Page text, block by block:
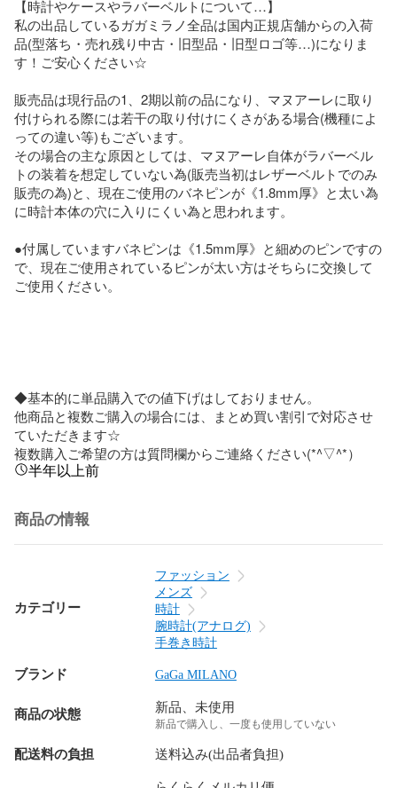
【時計やケースやラバーベルトについて…】
私の出品しているガガミラノ全品は国内正規店舗からの入荷
品(型落ち・売れ残り中古・旧型品・旧型ロゴ等…)になりま
す！ご安心ください☆
販売品は現行品の1、2期以前の品になり、マヌアーレに取り
付けられる際には若干の取り付けにくさがある場合(機種によ
っての違い等)もございます。
その場合の主な原因としては、マヌアーレ自体がラバーベル
トの装着を想定していない為(販売当初はレザーベルトでのみ
販売の為)と、現在ご使用のバネピンが《1.8mm厚》と太い為
に時計本体の穴に入りにくい為と思われます。
●付属していますバネピンは《1.5mm厚》と細めのピンですの
で、現在ご使用されているピンが太い方はそちらに交換して
ご使用ください。
◆基本的に単品購入での値下げはしておりません。
他商品と複数ご購入の場合には、まとめ買い割引で対応させ
ていただきます☆
複数購入ご希望の方は質問欄からご連絡ください(*^▽^*）
半年以上前
商品の情報
カテゴリー
ファッション
メンズ
時計
腕時計(アナログ)
手巻き時計
ブランド GaGa MILANO
商品の状態 新品、未使用
新品で購入し、一度も使用していない
配送料の負担 送料込み(出品者負担)